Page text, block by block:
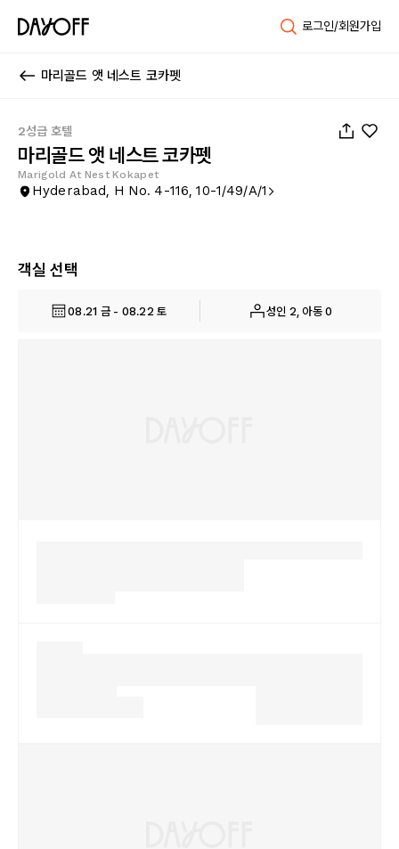
로그인/회원가입
마리골드 앳 네스트 코카펫
2성급 호텔
마리골드 앳 네스트 코카펫
Marigold At Nest Kokapet
Hyderabad, H No. 4-116, 10-1/49/A/1
객실 선택
08.21 금 - 08.22 토 성인 2, 아동 0